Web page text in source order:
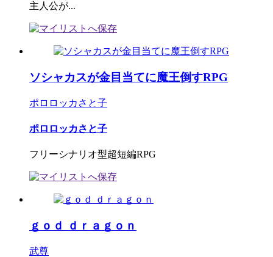
主人公が...
ソシャカスが金目当てに魔王倒すRPG
ポロロッカさと子
ポロロッカさと子
フリーシナリオ型超短編RPG
ｇｏｄ ｄｒａｇｏｎ
武尊